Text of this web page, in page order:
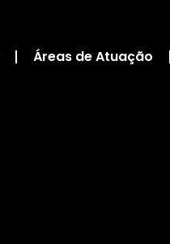
Áreas de Atuação